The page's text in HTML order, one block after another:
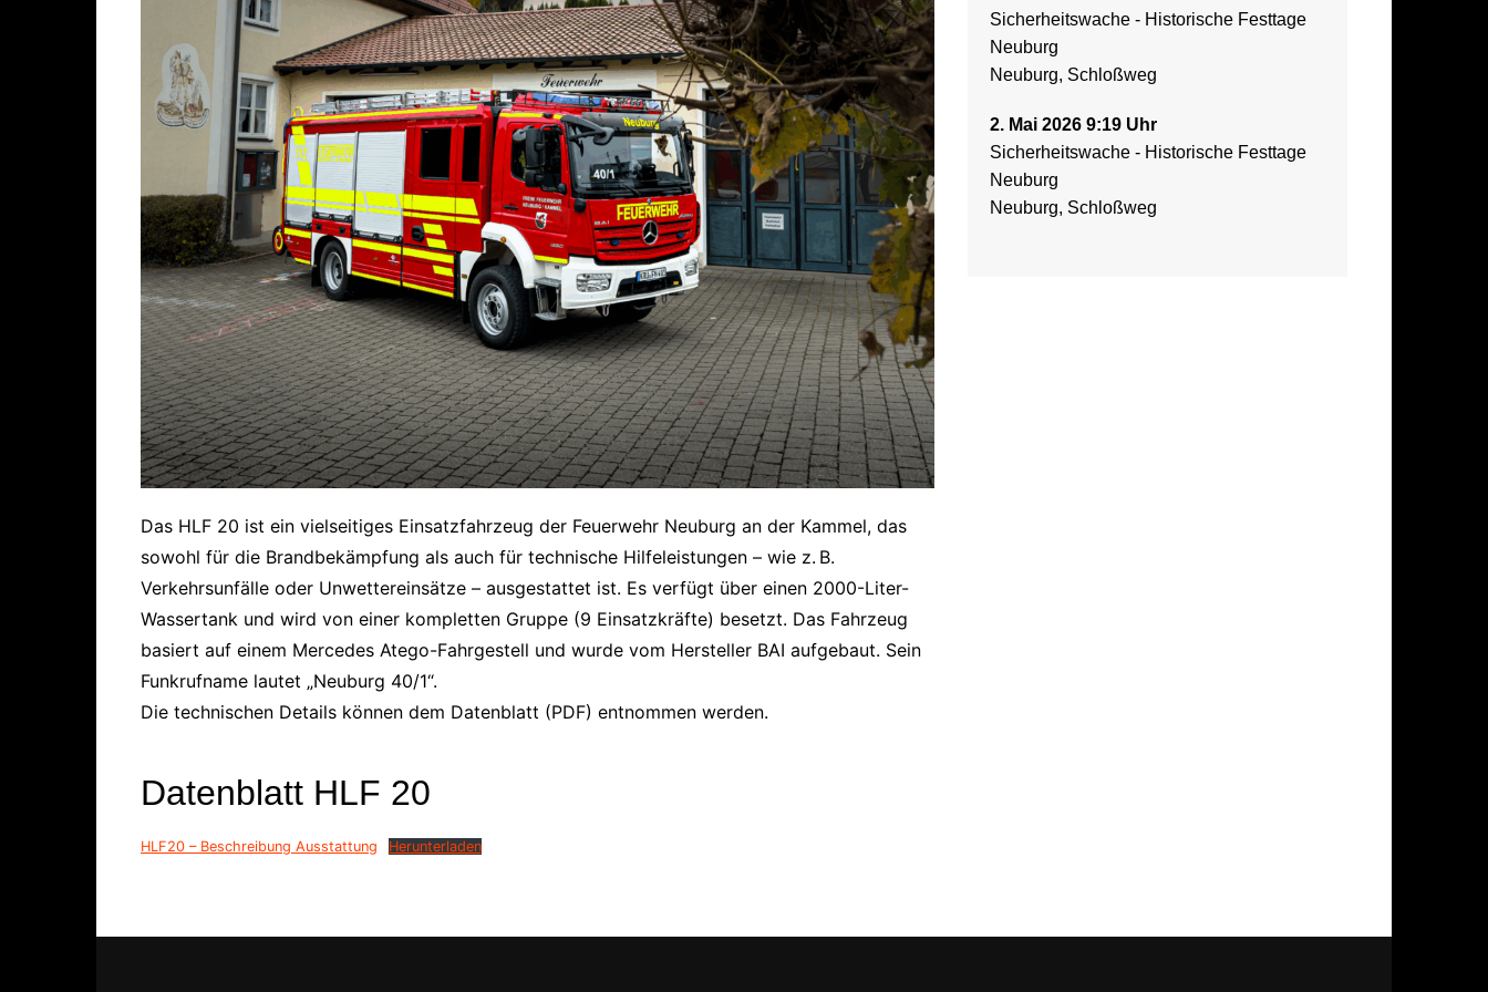
Generalversammlung 2024
18 Feuerwehr-Prüflinge
bestehen
Leistungsabzeichen
Merkblatt Wespen und
Hornissen Zuständigkeit der
Feuerwehren
Heizen – so nicht!
Rollcontainer
Unwettereinsatz
Sonstiges
LF 16/12 (Außer Dienst)
Das HLF 20 ist ein vielseitiges Einsatzfahrzeug der Feuerwehr Neuburg an der Kammel, das
sowohl für die Brandbekämpfung als auch für technische Hilfeleistungen – wie z. B.
Verkehrsunfälle oder Unwettereinsätze – ausgestattet ist. Es verfügt über einen 2000-Liter-
Wassertank und wird von einer kompletten Gruppe (9 Einsatzkräfte) besetzt. Das Fahrzeug
basiert auf einem Mercedes Atego-Fahrgestell und wurde vom Hersteller BAI aufgebaut. Sein
Funkrufname lautet „Neuburg 40/1“.
Die technischen Details können dem Datenblatt (PDF) entnommen werden.
Datenblatt HLF 20
HLF20 – Beschreibung Ausstattung Herunterladen
Sicherheitswache - Historische Festtage
Neuburg
Neuburg, Schloßweg
2. Mai 2026 9:19 Uhr
Sicherheitswache - Historische Festtage
Neuburg
Neuburg, Schloßweg